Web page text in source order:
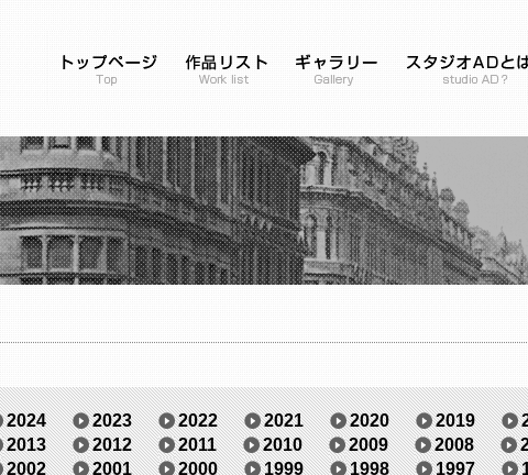
2024 2023 2022 2021 2020 2019
2013 2012 2011 2010 2009 2008
2002 2001 2000 1999 1998 1997